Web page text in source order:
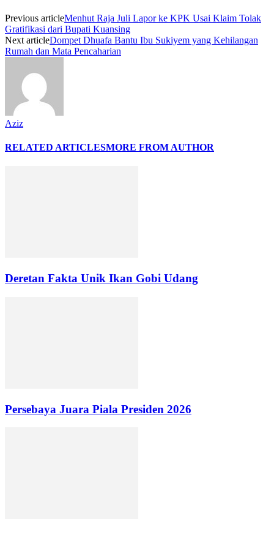
Previous articleMenhut Raja Juli Lapor ke KPK Usai Klaim Tolak
Gratifikasi dari Bupati Kuansing
Next articleDompet Dhuafa Bantu Ibu Sukiyem yang Kehilangan
Rumah dan Mata Pencaharian
Aziz
RELATED ARTICLESMORE FROM AUTHOR
Deretan Fakta Unik Ikan Gobi Udang
Persebaya Juara Piala Presiden 2026